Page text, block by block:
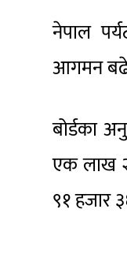
नेपाल
आगमन
बोर्डका
एक लाख
९१ हजार